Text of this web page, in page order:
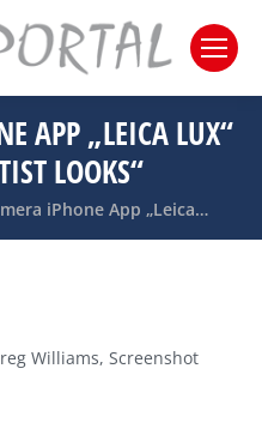
APP „LEICA LUX“
LOOKS“
iPhone App „Leica…
Williams, Screenshot